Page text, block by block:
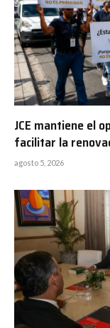
JCE mantiene el
facilitar la
agosto 5, 2026